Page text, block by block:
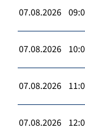
07.08.2026
07.08.2026
07.08.2026
07.08.2026